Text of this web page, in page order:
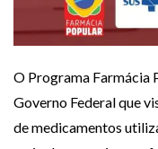
O Programa Farmácia
Governo Federal que
de medicamentos